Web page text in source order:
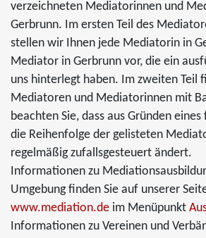
verzeichneten Mediatorinnen und
Gerbrunn. Im ersten Teil des
stellen wir Ihnen jede Mediatorin in
Mediator in Gerbrunn vor, die ein
uns hinterlegt haben. Im zweiten Teil
Mediatoren und Mediatorinnen mit
beachten Sie, dass aus Gründen
die Reihenfolge der gelisteten
regelmäßig zufallsgesteuert ändert.
Informationen zu
Umgebung finden Sie auf unserer
www.mediation.de im Menüpunkt
Informationen zu Vereinen und